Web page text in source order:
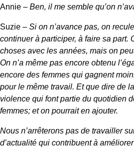
Annie – Ben, il me semble qu’on
Suzie – Si on n’avance pas, on
continuer à participer, à faire sa part.
choses avec les années, mais on
On n’a même pas encore obtenu
encore des femmes qui gagnent
pour le même travail. Et que dire de
violence qui font partie du quotidien
femmes; et on pourrait en ajouter.
Nous n’arrêterons pas de travailler
d’actualité qui contribuent à